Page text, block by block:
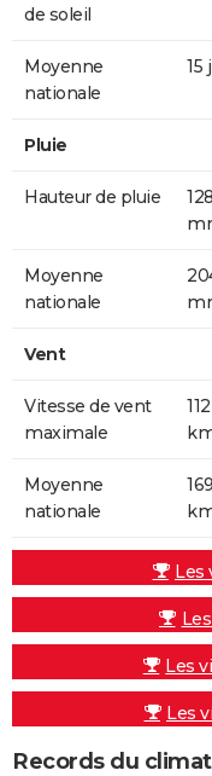
de soleil
Moyenne
nationale
15 j
Pluie
Hauteur de pluie
128
Moyenne
nationale
Vent
Vitesse de vent
maximale
112
Moyenne
nationale
169
Les
Les
Les
Records du